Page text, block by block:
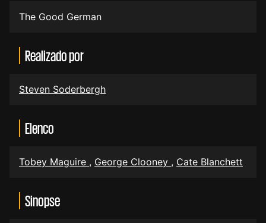
The Good German
Realizado por
Steven Soderbergh
Elenco
Tobey Maguire , George Clooney , Cate Blanchett
Sinopse